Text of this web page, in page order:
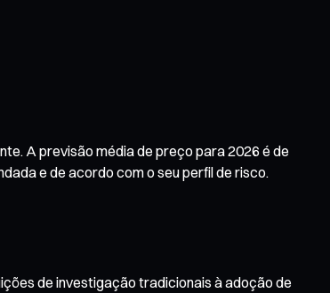
A previsão média de preço para 2026 é de
e de acordo com o seu perfil de risco.
de investigação tradicionais à adoção de